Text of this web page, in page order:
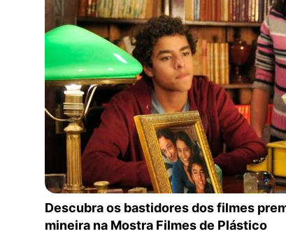
Mostra Filmes de Plástico
Descubra os bastidores dos filmes
mineira na Mostra Filmes de Plástico